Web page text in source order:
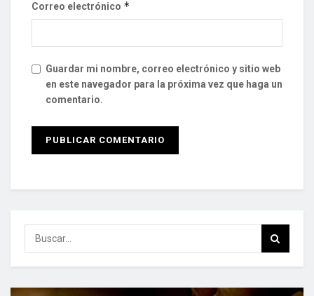
Correo electrónico *
Guardar mi nombre, correo electrónico y sitio web
en este navegador para la próxima vez que haga un
comentario.